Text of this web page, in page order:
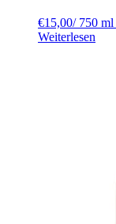
€15,00/ 750 ml
Weiterlesen